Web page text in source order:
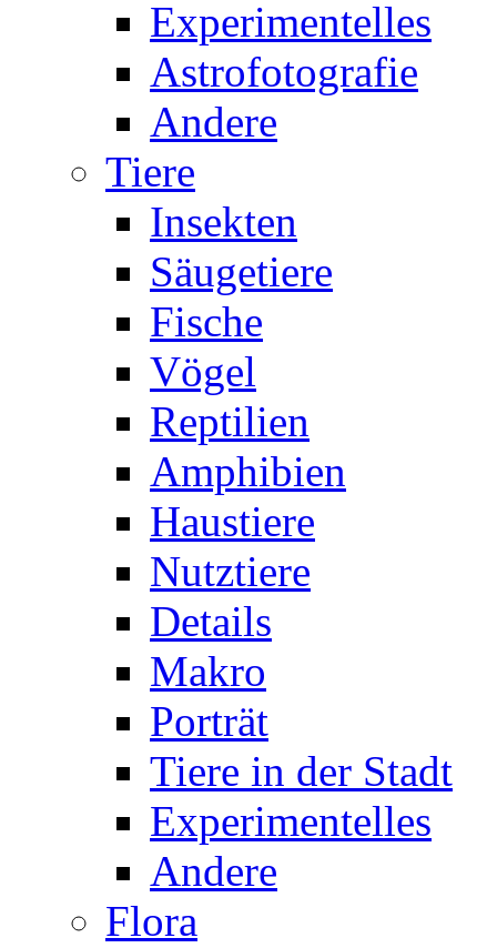
Experimentelles
Astrofotografie
Andere
Tiere
Insekten
Säugetiere
Fische
Vögel
Reptilien
Amphibien
Haustiere
Nutztiere
Details
Makro
Porträt
Tiere in der Stadt
Experimentelles
Andere
Flora